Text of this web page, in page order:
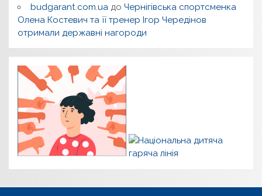
budgarant.com.uaдо Чернігівська спортсменка
Олена Костевич та її тренер Ігор Чередінов
отримали державні нагороди